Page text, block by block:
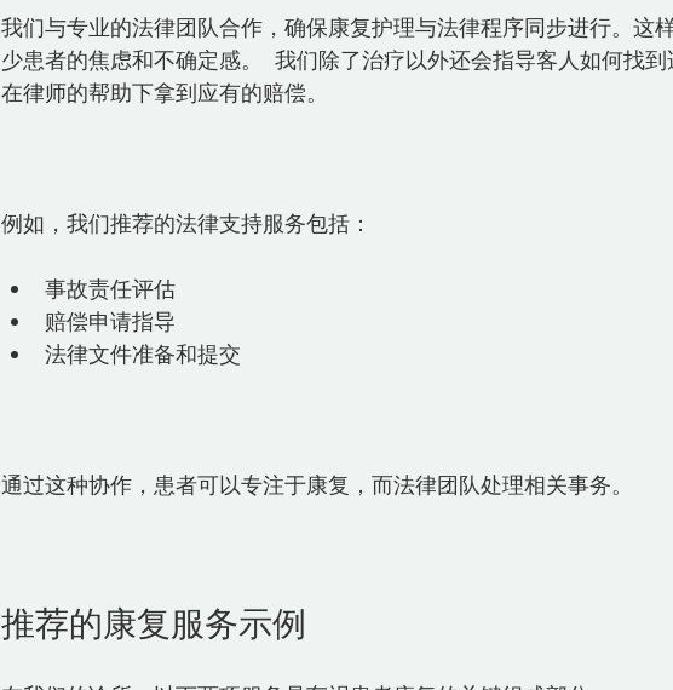
我们与专业的法律团队合作，确保康复护理与法律程序同步进行。这
少患者的焦虑和不确定感。  我们除了治疗以外还会指导客人如何找
在律师的帮助下拿到应有的赔偿。
例如，我们推荐的法律支持服务包括：
事故责任评估
赔偿申请指导
法律文件准备和提交
通过这种协作，患者可以专注于康复，而法律团队处理相关事务。
推荐的康复服务示例